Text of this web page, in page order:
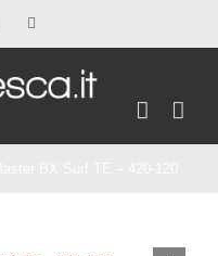
Instagram